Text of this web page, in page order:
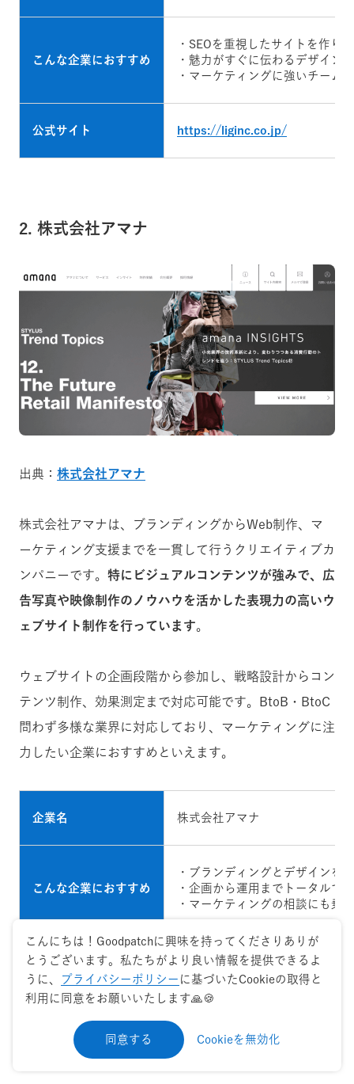
こんな企業におすすめ
・SEOを重視したサイトを作り
・魅力がすぐに伝わるデザイン
・マーケティングに強いチーム
公式サイト https://liginc.co.jp/
2. 株式会社アマナ
出典： 株式会社アマナ
株式会社アマナは、ブランディングからWeb制作、マ
ーケティング支援までを一貫して行うクリエイティブカ
ンパニーです。 特にビジュアルコンテンツが強みで、広
告写真や映像制作のノウハウを活かした表現力の高いウ
ェブサイト制作を行っています。
ウェブサイトの企画段階から参加し、戦略設計からコン
テンツ制作、効果測定まで対応可能です。BtoB・BtoC
問わず多様な業界に対応しており、マーケティングに注
力したい企業におすすめといえます。
企業名 株式会社アマナ
こんな企業におすすめ
・ブランディングとデザインを
・企画から運用までトータルで
・マーケティングの相談にも乗
公式サイト https://amana.jp/
3.株式会社カヤック
こんにちは！Goodpatchに興味を持ってくださりありが
とうございます。私たちがより良い情報を提供できるよ
うに、
プライバシーポリシー に基づいたCookieの取得と
利用に同意をお願いいたします🙏🍪
同意する Cookieを無効化